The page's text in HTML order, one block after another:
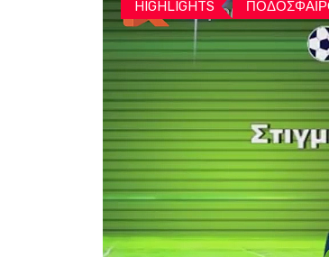
HIGHLIGHTS